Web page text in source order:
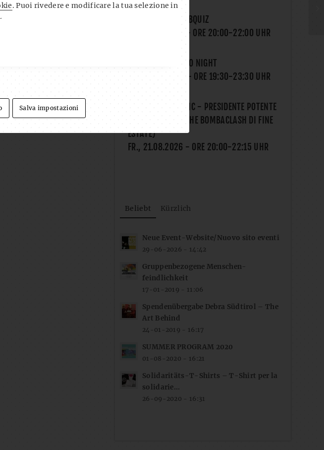
. Puoi rivedere e modificare la tua selezione in
Salva impostazioni
FROG I BLED?! PUBQUIZ
- ORE 20:00-22:00 UHR
SUMMER CALCETTO NIGHT
- ORE 19:30-23:30 UHR
SHARE YOUR MUSIC - PRESIDENTE POTENTE
(SPÄTSOMMERLICHE BOMBACLASH DI FINE
ESTATE)
FR., 21.08.2026 - ORE 20:00-22:15 UHR
Beliebt Kürzlich
Neue Event-Website/Nuovo sito eventi
29-06-2026 - 14:42
Gruppenbezogene Menschen-
feindlichkeit
17-01-2019 - 11:06
Spendenübergabe Debra Südtirol – The
Art Behind
24-01-2019 - 16:17
SUMMER PROGRAM 2020
01-08-2020 - 16:21
Solidaritäts-T-Shirts – T-Shirt per la
solidarie...
26-09-2020 - 16:31